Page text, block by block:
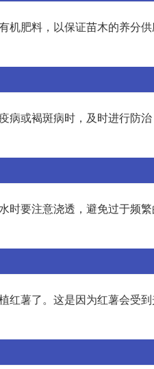
机肥料，以保证苗木的养分
病或褐斑病时，及时进行防
时要注意浇透，避免过于频
红薯了。这是因为红薯会受